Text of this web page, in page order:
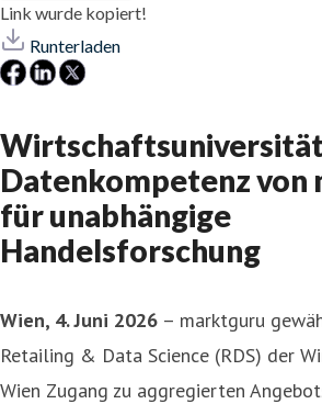
Link wurde kopiert!
Runterladen
Datenkompetenz von
für unabhängige
Handelsforschung
Wien, 4. Juni 2026 – marktguru
Retailing & Data Science (RDS) der
Wien Zugang zu aggregierten